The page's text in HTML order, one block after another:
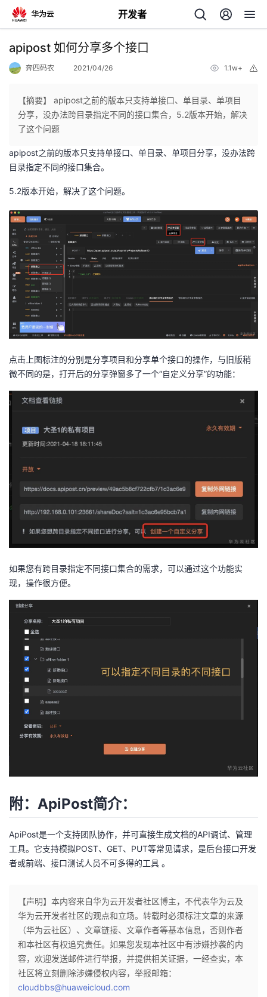
开发者
返
人
页
我
开
发
者
我
博
客
的
论
坛
我
的
圈
我
的
播
我
活
动
的
关
注
开
发
者
我
的
我
证
实
验
的
收
藏
的
Programs
我
的
支
我
的
技
支
持
我
的
声
建
议
apipost 如何分享多个接口
奔四码农 2021/04/26 1.1w+
【摘要】 apipost之前的版本只支持单接口、单目录、单项目
分享，没办法跨目录指定不同的接口集合，5.2版本开始，解决
了这个问题
apipost之前的版本只支持单接口、单目录、单项目分享，没办法跨
目录指定不同的接口集合。
5.2版本开始，解决了这个问题。
点击上图标注的分别是分享项目和分享单个接口的操作，与旧版稍
微不同的是，打开后的分享弹窗多了一个“自定义分享”的功能：
如果您有跨目录指定不同接口集合的需求，可以通过这个功能实
现，操作很方便。
附：ApiPost简介：
ApiPost是一个支持团队协作，并可直接生成文档的API调试、管理
工具。它支持模拟POST、GET、PUT等常见请求，是后台接口开发
者或前端、接口测试人员不可多得的工具 。
【声明】本内容来自华为云开发者社区博主，不代表华为云及
华为云开发者社区的观点和立场。转载时必须标注文章的来源
（华为云社区）、文章链接、文章作者等基本信息，否则作者
和本社区有权追究责任。如果您发现本社区中有涉嫌抄袭的内
容，欢迎发送邮件进行举报，并提供相关证据，一经查实，本
社区将立刻删除涉嫌侵权内容，举报邮箱：
cloudbbs@huaweicloud.com